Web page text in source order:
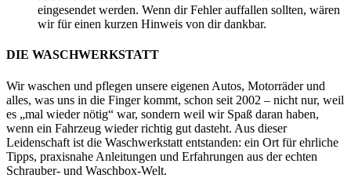
eingesendet werden. Wenn dir Fehler auffallen sollten, wären
wir für einen kurzen Hinweis von dir dankbar.
DIE WASCHWERKSTATT
Wir waschen und pflegen unsere eigenen Autos, Motorräder und
alles, was uns in die Finger kommt, schon seit 2002 – nicht nur, weil
es „mal wieder nötig“ war, sondern weil wir Spaß daran haben,
wenn ein Fahrzeug wieder richtig gut dasteht. Aus dieser
Leidenschaft ist die Waschwerkstatt entstanden: ein Ort für ehrliche
Tipps, praxisnahe Anleitungen und Erfahrungen aus der echten
Schrauber- und Waschbox-Welt.